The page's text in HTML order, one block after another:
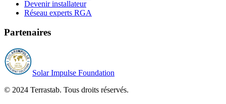
Devenir installateur
Réseau experts RGA
Partenaires
Solar Impulse Foundation
© 2024 Terrastab. Tous droits réservés.